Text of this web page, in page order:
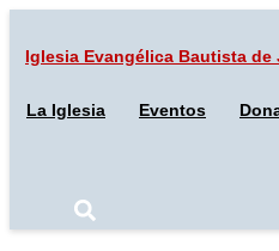
contenido
Iglesia Evangélica Bautista de
La Iglesia Eventos